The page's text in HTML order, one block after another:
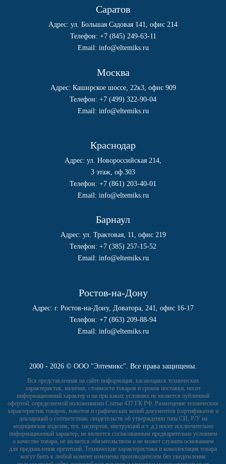
Саратов
Адрес: ул. Большая Садовая 141, офис 214
Телефон: +7 (845) 249-63-11
Email: info@eltemiks.ru
Москва
Адрес: Каширское шоссе, 22к3, офис 909
Телефон: +7 (499) 322-90-04
Email: info@eltemiks.ru
Краснодар
Адрес: ул. Новороссийская 214,
3 этаж, оф.303
Телефон: +7 (861) 203-40-01
Email: info@eltemiks.ru
Барнаул
Адрес: ул. Трактовая, 11, офис 219
Телефон: +7 (385) 257-15-52
Email: info@eltemiks.ru
Ростов-на-Дону
Адрес: г. Ростов-на-Дону, Доватора, 241, офис 16-17
Телефон: +7 (863) 209-88-94
Email: info@eltemiks.ru
2000 - 2026 © ООО "Элтемикс". Все права защищены.
Вся представленная на сайте информация, касающаяся технических
характеристик, наличия, стоимости товаров и сроков поставки, носит
информационный характер и ни при каких условиях не является публичной
офертой, определяемой положениями Статьи 437 ГК РФ. Размещение технических
характеристик товаров, макетов и графических копий документов (сертификатов и
деклараций о соответствии, свидетельств об утверждении типа СИ, Р/У на
медицинские изделия, тех. паспортов, инструкций и т. д.) носит исключительно
информационный характер, не является согласованным предварительно условием
о качестве товара, не является обязательством и не может служить основанием
для предъявления претензий. Технические характеристики и комплектация товара
могут быть в любой момент изменены производителем без уведомления